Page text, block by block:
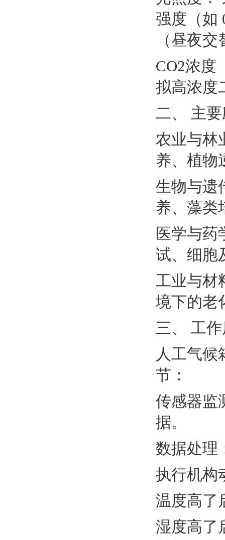
强度（如
（昼夜
CO2浓度
拟高浓度
二、 主
农业与林
养、植物
生物与遗
养、藻类
医学与药
试、细胞
工业与材
境下的老
三、 工
人工气候
节：
传感器监
据。
数据处理
执行机构
温度高了
湿度高了